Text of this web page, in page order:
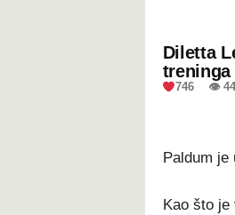
Diletta
746 👁
Paldum je
Kao što je